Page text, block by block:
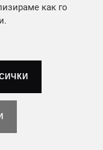
ЕООД
как го